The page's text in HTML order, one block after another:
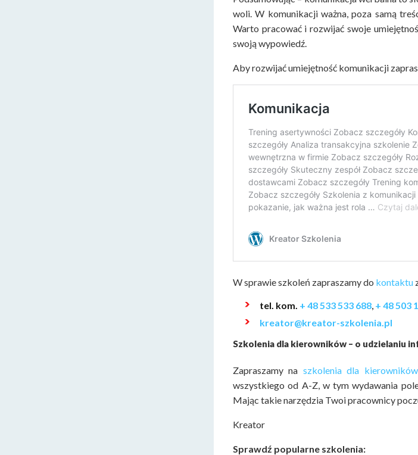
woli. W komunikacji ważna, poza samą
Warto pracować i rozwijać swoje
swoją wypowiedź.
Aby rozwijać umiejętność komunikacji
W sprawie szkoleń zapraszamy do kontaktu
tel. kom. + 48 533 533 688, + 48 503
kreator@kreator-szkolenia.pl
Szkolenia dla kierowników – o udzielaniu
Zapraszamy na szkolenia dla kierowników
wszystkiego od A-Z, w tym wydawania
Mając takie narzędzia Twoi pracownicy
Kreator
Sprawdź popularne szkolenia: